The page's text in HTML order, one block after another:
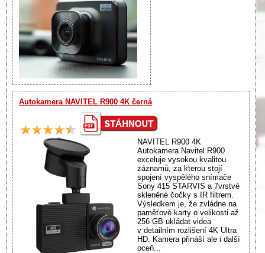
Autokamera NAVITEL R900 4K černá
NAVITEL R900 4K
Autokamera Navitel R900
exceluje vysokou kvalitou
záznamů, za kterou stojí
spojení vyspělého snímače
Sony 415 STARVIS a 7vrstvé
skleněné čočky s IR filtrem.
Výsledkem je, že zvládne na
paměťové karty o velikosti až
256 GB ukládat videa
v detailním rozlišení 4K Ultra
HD. Kamera přináší ale i další
oceň...